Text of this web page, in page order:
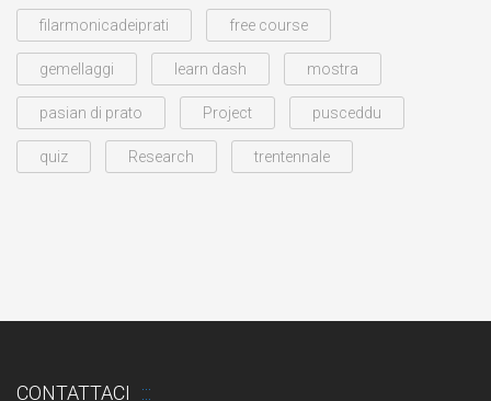
filarmonicadeiprati free course
gemellaggi learn dash mostra
pasian di prato Project pusceddu
quiz Research trentennale
CONTATTACI